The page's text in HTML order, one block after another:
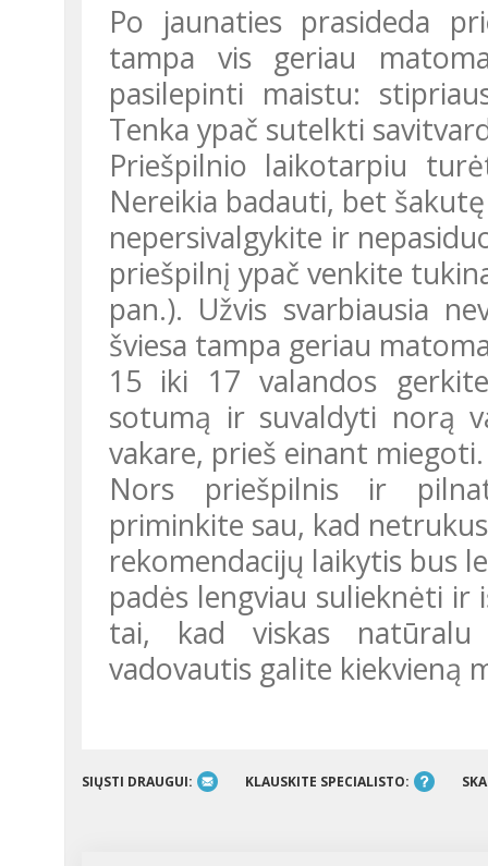
Po jaunaties prasideda
tampa vis geriau
pasilepinti maistu:
Tenka ypač sutelkti
Priešpilnio laikotarpiu turėtumėte valgyti mažiau nei įprastai.
Nereikia badauti, bet
nepersivalgykite ir
priešpilnį ypač venkite
pan.). Užvis svarbiausia
šviesa tampa geriau
15 iki 17 valandos
sotumą ir suvaldyti norą
vakare, prieš einant miegoti.
Nors priešpilnis ir pilnatis pateikia nelengvų išbandymų,
priminkite sau, kad
rekomendacijų laikytis bus
padės lengviau sulieknėti ir
tai, kad viskas natūralu
vadovautis galite kiekvieną
SIŲSTI DRAUGUI: KLAUSKITE SPECIALISTO: